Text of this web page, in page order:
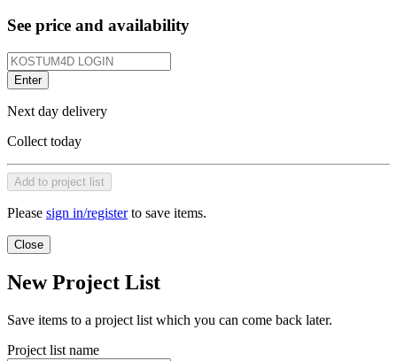
See price and availability
Enter
Next day delivery
Collect today
Add to project list
Please sign in/registerto save items.
Close
New Project List
Save items to a project list which you can come back later.
Project list name